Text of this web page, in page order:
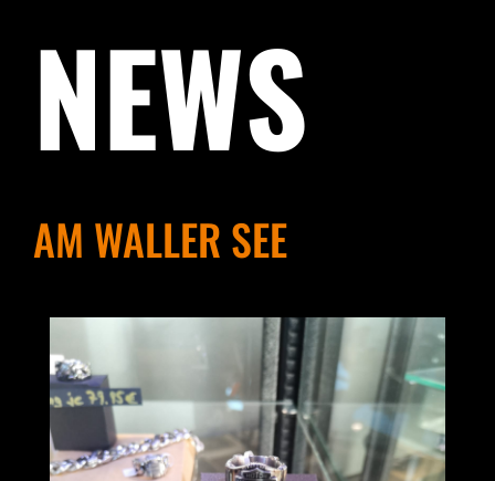
NEWS
AM WALLER SEE